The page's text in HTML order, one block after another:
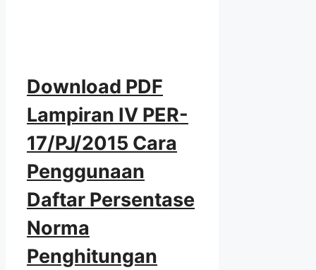
Download PDF
Lampiran IV PER-
17/PJ/2015 Cara
Penggunaan
Daftar Persentase
Norma
Penghitungan